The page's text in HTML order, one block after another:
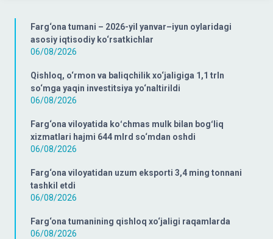
Farg‘ona tumani – 2026-yil yanvar–iyun oylaridagi
asosiy iqtisodiy ko‘rsatkichlar
06/08/2026
Qishloq, o‘rmon va baliqchilik xo‘jaligiga 1,1 trln
so‘mga yaqin investitsiya yo‘naltirildi
06/08/2026
Farg‘ona viloyatida koʻchmas mulk bilan bogʻliq
xizmatlari hajmi 644 mlrd so‘mdan oshdi
06/08/2026
Farg‘ona viloyatidan uzum eksporti 3,4 ming tonnani
tashkil etdi
06/08/2026
Farg‘ona tumanining qishloq xo‘jaligi raqamlarda
06/08/2026